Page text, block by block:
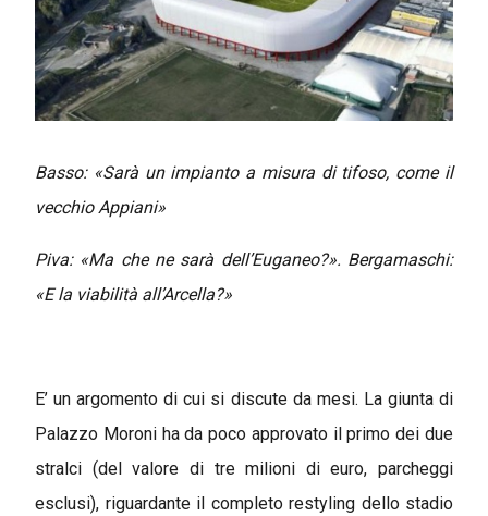
Basso: «Sarà un impianto a misura di tifoso, come il
vecchio Appiani»
Piva: «Ma che ne sarà dell’Euganeo?». Bergamaschi:
«E la viabilità all’Arcella?»
E’ un argomento di cui si discute da mesi. La giunta di
Palazzo Moroni ha da poco approvato il primo dei due
stralci (del valore di tre milioni di euro, parcheggi
esclusi), riguardante il completo restyling dello stadio